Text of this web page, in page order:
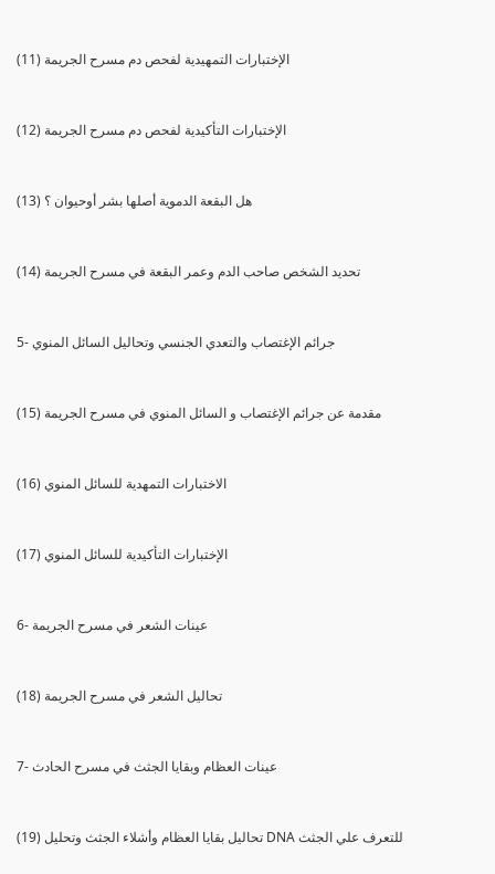
(11) الإختبارات التمهيدية لفحص دم مسرح الجريمة
(12) الإختبارات التأكيدية لفحص دم مسرح الجريمة
(13) هل البقعة الدموية أصلها بشر أوحيوان ؟
(14) تحديد الشخص صاحب الدم وعمر البقعة في مسرح الجريمة
5- جرائم الإغتصاب والتعدي الجنسي وتحاليل السائل المنوي
(15) مقدمة عن جرائم الإغتصاب و السائل المنوي في مسرح الجريمة
(16) الاختبارات التمهدية للسائل المنوي
(17) الإختبارات التأكيدية للسائل المنوي
6- عينات الشعر في مسرح الجريمة
(18) تحاليل الشعر في مسرح الجريمة
7- عينات العظام وبقايا الجثث في مسرح الحادث
(19) تحاليل بقايا العظام وأشلاء الجثث وتحليل DNA للتعرف علي الجثث